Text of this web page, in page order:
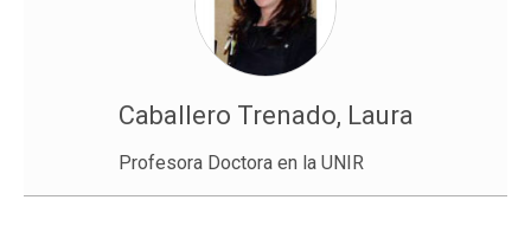
Caballero Trenado, Laura
Profesora Doctora en la UNIR